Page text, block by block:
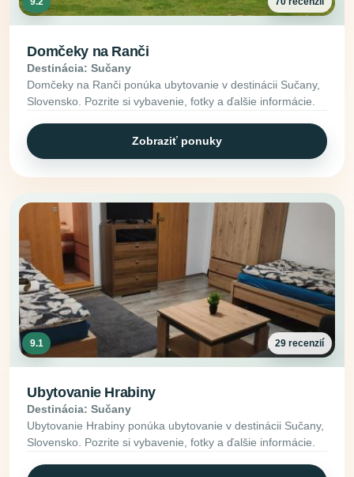
Domčeky na Ranči
Destinácia: Sučany
Domčeky na Ranči ponúka ubytovanie v destinácii Sučany,
Slovensko. Pozrite si vybavenie, fotky a ďalšie informácie.
Zobraziť ponuky
9.1 29 recenzií
Ubytovanie Hrabiny
Destinácia: Sučany
Ubytovanie Hrabiny ponúka ubytovanie v destinácii Sučany,
Slovensko. Pozrite si vybavenie, fotky a ďalšie informácie.